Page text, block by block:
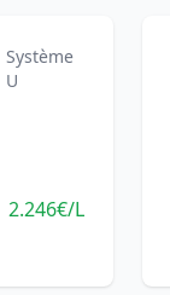
Système
U
2.246€/L